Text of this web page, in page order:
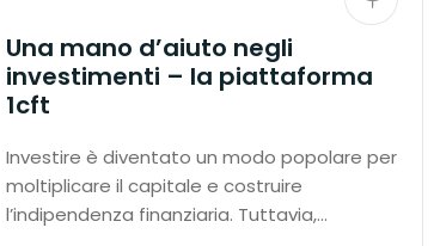
Una mano d’aiuto negli
investimenti – la piattaforma
1cft
Investire è diventato un modo popolare per
moltiplicare il capitale e costruire
l’indipendenza finanziaria. Tuttavia,…